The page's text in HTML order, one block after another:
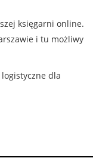
księgarni online.
i tu możliwy
dla